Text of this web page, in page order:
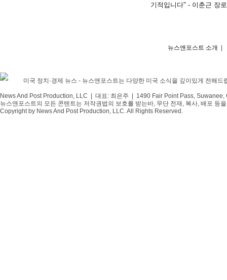
기적입니다" - 이춘근 장로
뉴스앤포스트 소개
미국 정치·경제 뉴스 - 뉴스앤포스트는 다양한 미국 소식을 깊이있게 전해드
News And Post Production, LLC | 대표: 최은주 | 1490 Fair Point Pass, Suwanee,
뉴스앤포스트의 모든 콘텐트는 저작권법의 보호를 받는바, 무단 전재, 복사, 배포 등
Copyright by News And Post Production, LLC. All Rights Reserved.